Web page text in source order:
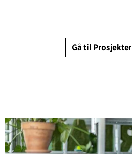
Gå til Prosjekter